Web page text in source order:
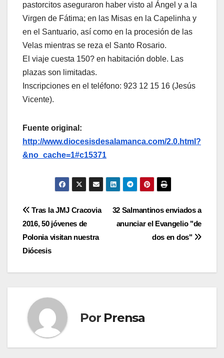
pastorcitos aseguraron haber visto al Ángel y a la
Virgen de Fátima; en las Misas en la Capelinha y
en el Santuario, así como en la procesión de las
Velas mientras se reza el Santo Rosario.
El viaje cuesta 150? en habitación doble. Las
plazas son limitadas.
Inscripciones en el teléfono: 923 12 15 16 (Jesús
Vicente).
Fuente original:
http://www.diocesisdesalamanca.com/2.0.html?
&no_cache=1#c15371
Navegación
de
entradas
32 Salmantinos enviados a
anunciar el Evangelio "de
dos en dos"
Tras la JMJ Cracovia
2016, 50 jóvenes de
Polonia visitan nuestra
Diócesis
Por Prensa